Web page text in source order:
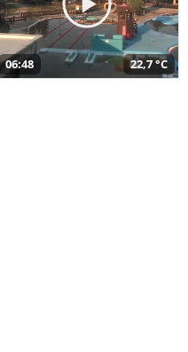
06:48 22,7 °C